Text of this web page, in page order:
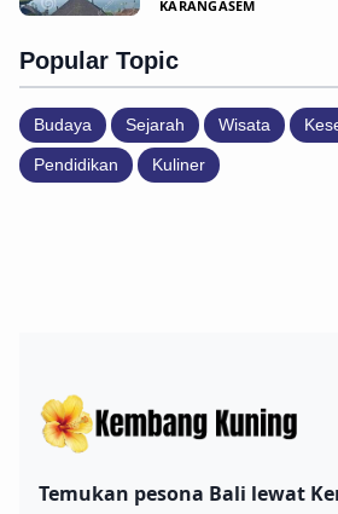
KARANGASEM
Popular Topic
Budaya Sejarah Wisata
Pendidikan Kuliner
Temukan pesona Bali lewat